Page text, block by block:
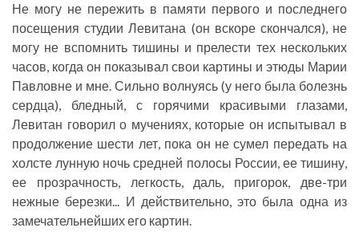
Не могу не пережить в памяти первого и последнего
посещения студии Левитана (он вскоре скончался), не
могу не вспомнить тишины и прелести тех нескольких
часов, когда он показывал свои картины и этюды Марии
Павловне и мне. Сильно волнуясь (у него была болезнь
сердца), бледный, с горячими красивыми глазами,
Левитан говорил о мучениях, которые он испытывал в
продолжение шести лет, пока он не сумел передать на
холсте лунную ночь средней полосы России, ее тишину,
ее прозрачность, легкость, даль, пригорок, две-три
нежные березки... И действительно, это была одна из
замечательнейших его картин.